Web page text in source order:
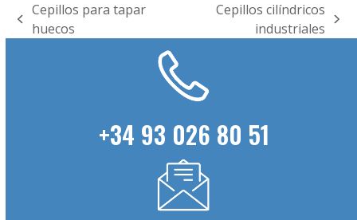
previous
Cepillos para tapar
huecos
Cepillos cilíndricos
industriales
+34 93 026 80 51